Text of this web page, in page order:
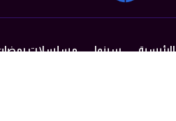
الرئيسية سينما مسلسلات رمضان